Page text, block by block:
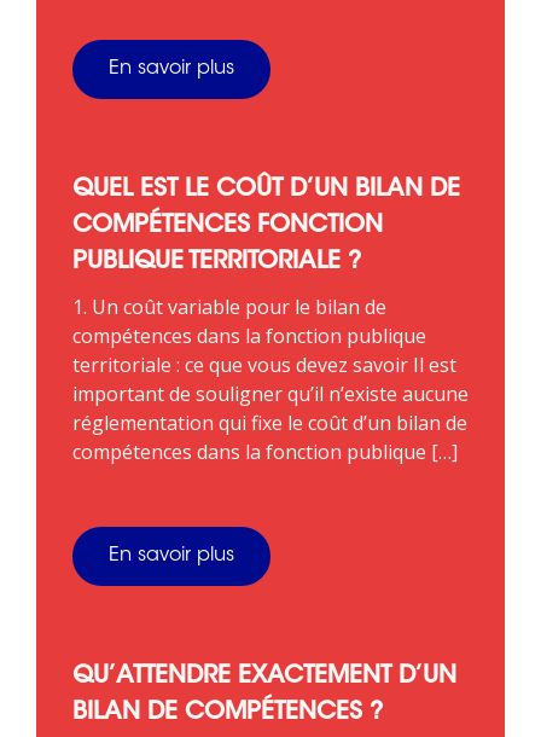
En savoir plus
QUEL EST LE COÛT D’UN BILAN DE
COMPÉTENCES FONCTION
PUBLIQUE TERRITORIALE ?
1. Un coût variable pour le bilan de
compétences dans la fonction publique
territoriale : ce que vous devez savoir Il est
important de souligner qu’il n’existe aucune
réglementation qui fixe le coût d’un bilan de
compétences dans la fonction publique […]
En savoir plus
QU’ATTENDRE EXACTEMENT D’UN
BILAN DE COMPÉTENCES ?